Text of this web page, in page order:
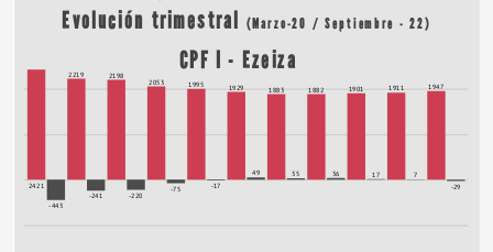
Evolución trimestral (Marzo-20 / Septiembre - 22)
CPF I - Ezeiza
2421
-443
2219
-241
2198
-220
2053
-75
1995
-17
1929
49
1883
35
1882
36
1901
17
1911
7
1947
-29